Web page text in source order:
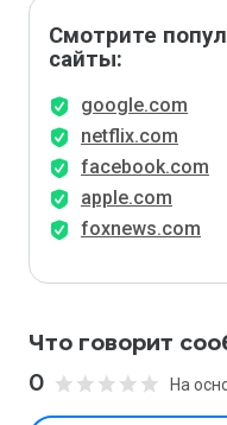
Смотрите
сайты:
google.com
netflix.com
facebook.com
apple.com
foxnews.com
Что говорит
0 На